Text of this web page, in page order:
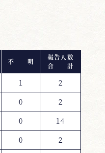
不 明
報告人数
合 計
1
2
0
2
0
14
0
2